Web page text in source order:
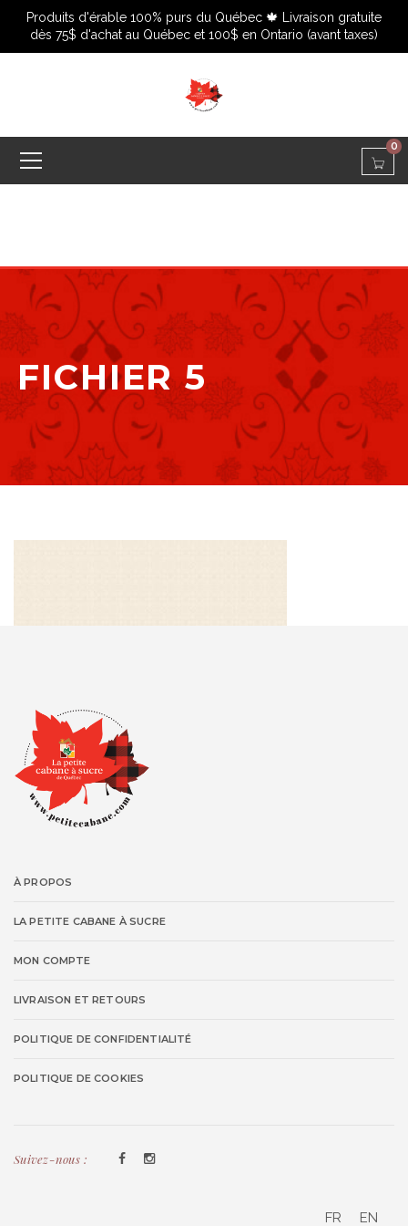
Produits d'érable 100% purs du Québec 🍁 Livraison gratuite
dès 75$ d'achat au Québec et 100$ en Ontario (avant taxes)
0
FICHIER 5
À PROPOS
LA PETITE CABANE À SUCRE
MON COMPTE
LIVRAISON ET RETOURS
POLITIQUE DE CONFIDENTIALITÉ
POLITIQUE DE COOKIES
Suivez-nous :
FR EN